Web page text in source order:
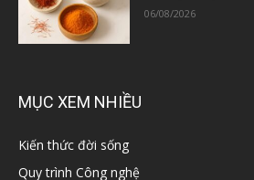
06/08/2026
MỤC XEM NHIỀU
Kiến thức đời sống
Quy trình Công nghệ